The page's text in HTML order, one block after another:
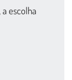
escolha